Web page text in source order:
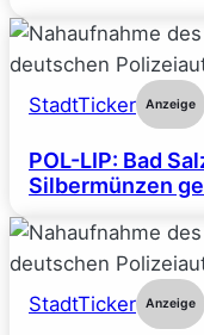
StadtTicker Anzeige
POL-LIP: Bad
Silbermünzen
StadtTicker Anzeige